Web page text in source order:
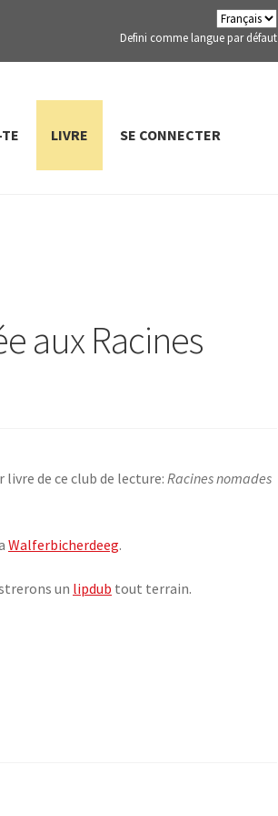
Defini comme langue par défaut
LIVRE SE CONNECTER
aux Racines
livre de ce club de lecture:Racines nomades
Walferbicherdeeg.
un lipdub tout terrain.